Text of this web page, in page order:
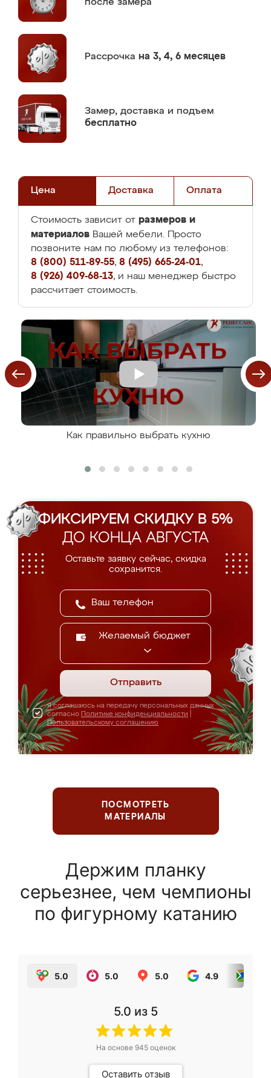
после замера
Рассрочка на 3, 4, 6 месяцев
Замер, доставка и подъем
бесплатно
Цена Доставка Оплата
Стоимость зависит от размеров и
материалов Вашей мебели. Просто
позвоните нам по любому из телефонов:
8 (800) 511-89-55, 8 (495) 665-24-01,
8 (926) 409-68-13, и наш менеджер быстро
рассчитает стоимость.
Как правильно выбрать кухню
ФИКСИРУЕМ СКИДКУ В 5%
ДО КОНЦА АВГУСТА
Оставьте заявку сейчас, скидка
сохранится.
Желаемый бюджет
Отправить
Я соглашаюсь на передачу персональных данных
согласно Политике конфиденциальности
Пользовательскому соглашению
ПОСМОТРЕТЬ
МАТЕРИАЛЫ
Держим планку
серьезнее, чем чемпионы
по фигурному катанию
5.0 5.0 5.0 4.9
5.0 из 5
На основе 945оценок
Оставить отзыв